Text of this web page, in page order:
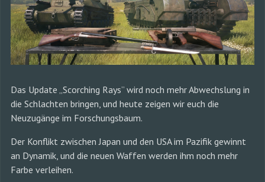
Das Update „Scorching Rays” wird noch mehr Abwechslung in
die Schlachten bringen, und heute zeigen wir euch die
Neuzugänge im Forschungsbaum.
Der Konflikt zwischen Japan und den USA im Pazifik gewinnt
an Dynamik, und die neuen Waffen werden ihm noch mehr
Farbe verleihen.